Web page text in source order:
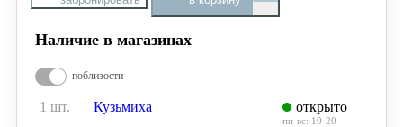
Наличие в магазинах
поблизости
1 шт. Кузьмиха открыто
пн-вс: 10-20